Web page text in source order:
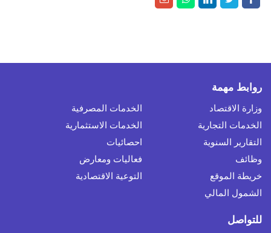
روابط مهمة
وزارة الاقتصاد
الخدمات المصرفية
الخدمات التجارية
الخدمات الاستثمارية
التقارير السنوية
احصائيات
وظائف
فعاليات ومعارض
خريطة الموقع
التوعية الاقتصادية
الشمول المالي
للتواصل